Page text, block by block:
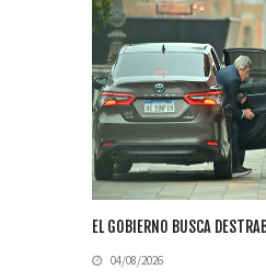
EL GOBIERNO BUSCA
04/08/2026